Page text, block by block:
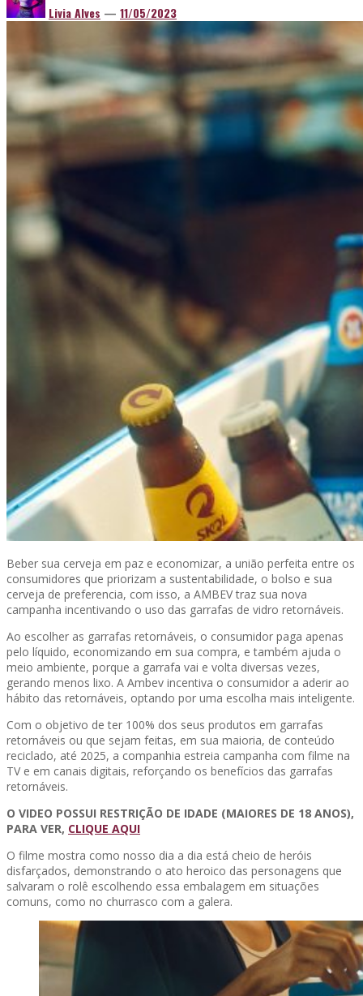
Livia Alves — 11/05/2023
Beber sua cerveja em paz e economizar, a união perfeita entre os
consumidores que priorizam a sustentabilidade, o bolso e sua
cerveja de preferencia, com isso, a AMBEV traz sua nova
campanha incentivando o uso das garrafas de vidro retornáveis.
Ao escolher as garrafas retornáveis, o consumidor paga apenas
pelo líquido, economizando em sua compra, e também ajuda o
meio ambiente, porque a garrafa vai e volta diversas vezes,
gerando menos lixo. A Ambev incentiva o consumidor a aderir ao
hábito das retornáveis, optando por uma escolha mais inteligente.
Com o objetivo de ter 100% dos seus produtos em garrafas
retornáveis ou que sejam feitas, em sua maioria, de conteúdo
reciclado, até 2025, a companhia estreia campanha com filme na
TV e em canais digitais, reforçando os benefícios das garrafas
retornáveis.
O VIDEO POSSUI RESTRIÇÃO DE IDADE (MAIORES DE 18 ANOS),
PARA VER, CLIQUE AQUI
O filme mostra como nosso dia a dia está cheio de heróis
disfarçados, demonstrando o ato heroico das personagens que
salvaram o rolê escolhendo essa embalagem em situações
comuns, como no churrasco com a galera.